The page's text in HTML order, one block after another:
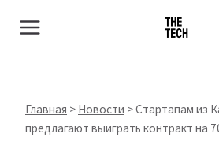
Главная > Новости >Стартапам из
предлагают выиграть контракт на